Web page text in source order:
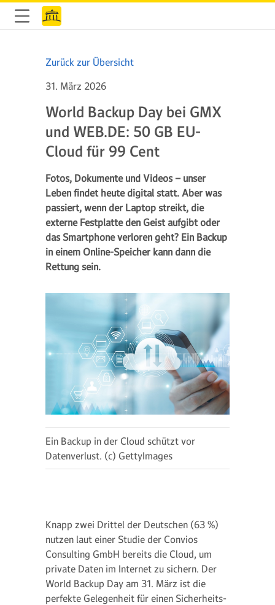
Zurück zur Übersicht
31. März 2026
World Backup Day bei GMX
und WEB.DE: 50 GB EU-
Cloud für 99 Cent
Fotos, Dokumente und Videos – unser
Leben findet heute digital statt. Aber was
passiert, wenn der Laptop streikt, die
externe Festplatte den Geist aufgibt oder
das Smartphone verloren geht? Ein Backup
in einem Online-Speicher kann dann die
Rettung sein.
Ein Backup in der Cloud schützt vor
Datenverlust. (c) GettyImages
Knapp zwei Drittel der Deutschen (63 %)
nutzen laut einer Studie der Convios
Consulting GmbH bereits die Cloud, um
private Daten im Internet zu sichern. Der
World Backup Day am 31. März ist die
perfekte Gelegenheit für einen Sicherheits-